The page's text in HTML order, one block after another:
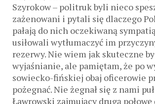
Szyrokow – politruk byli nieco
zażenowani i pytali się dlaczego
pałają do nich oczekiwaną
usiłowali wytłumaczyć im
rezerwy. Nie wiem jak skuteczne
wyjaśnianie, ale pamiętam, że po
sowiecko-fińskiej obaj oficerowie
pożegnać. Nie żegnał się z nami
Ławrowski zajmujący drugą połowę